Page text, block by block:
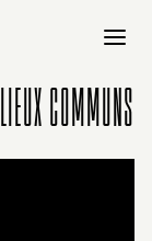
LIEUX COMMUNS